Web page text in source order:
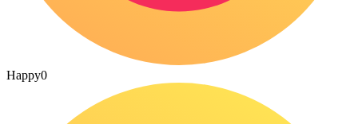
Happy0